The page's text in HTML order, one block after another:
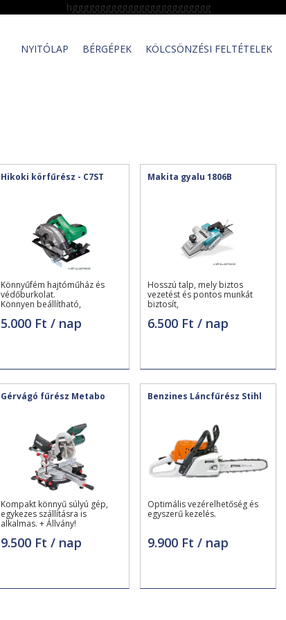
hggggggggggggggggggggggggg
NYITÓLAP BÉRGÉPEK KÖLCSÖNZÉSI FELTÉTELEK
Hikoki körfűrész - C7ST
Könnyűfém hajtóműház és
védőburkolat.
Könnyen beállítható,
vágásmélység
5.000 Ft / nap
Makita gyalu 1806B
Hosszú talp, mely biztos
vezetést és pontos munkát
biztosít,
6.500 Ft / nap
Gérvágó fűrész Metabo
Kompakt könnyű súlyú gép,
egykezes szállításra is
alkalmas. + Állvány!
9.500 Ft / nap
Benzines Láncfűrész Stihl
Optimális vezérelhetőség és
egyszerű kezelés.
9.900 Ft / nap